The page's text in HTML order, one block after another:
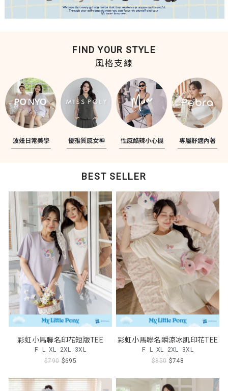
FIND YOUR STYLE
風格支線
波妞日常美學 優雅質感女神 性感酷辣小心機 專屬舒適內著
BEST SELLER
彩虹小馬聯名印花短版TEE
F L XL 2XL 3XL
$790 $695
彩虹小馬聯名瞬涼冰肌印花TEE
F L XL 2XL 3XL
$850 $748